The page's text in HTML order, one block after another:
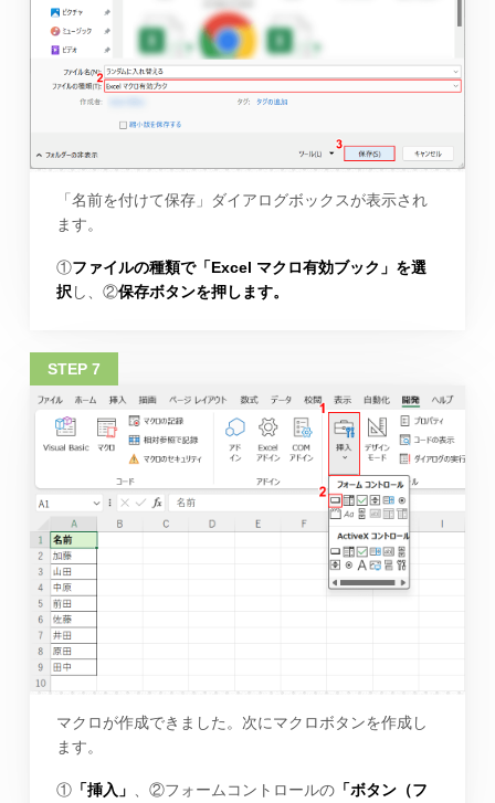
「名前を付けて保存」ダイアログボックスが表示され
ます。
①ファイルの種類で「Excel マクロ有効ブック」を選
択 し、②保存ボタンを押します。
マクロが作成できました。次にマクロボタンを作成し
ます。
①「挿入」 、②フォームコントロールの「ボタン（フ